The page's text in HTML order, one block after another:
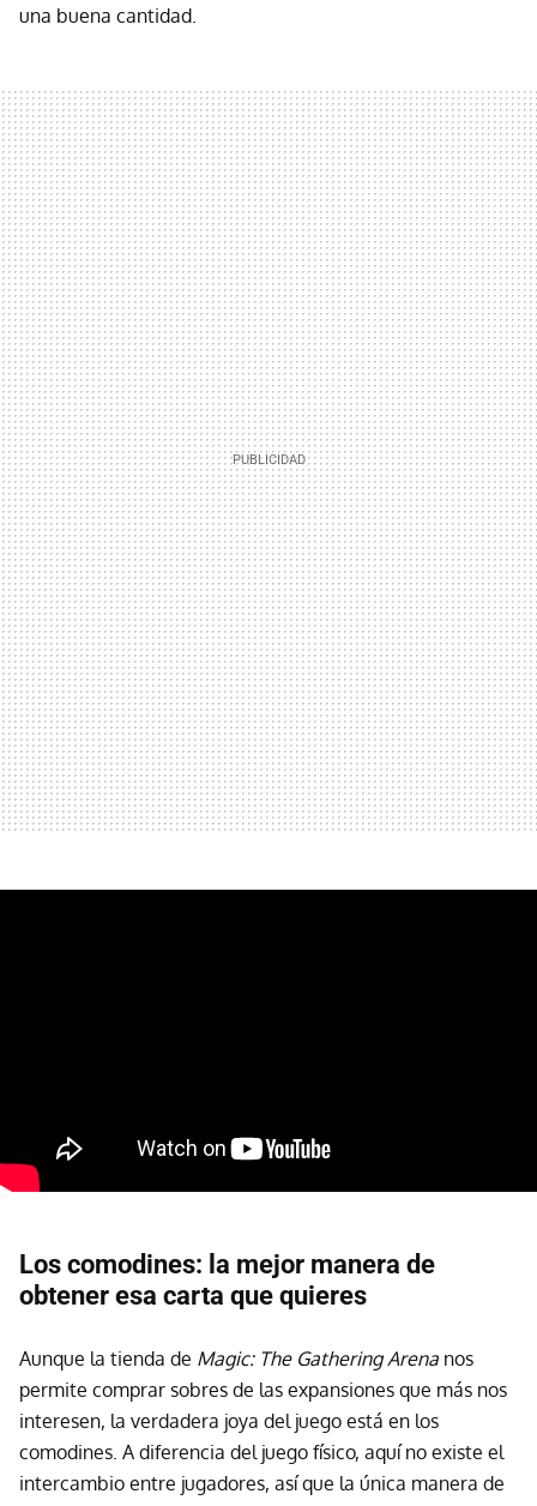
una buena cantidad.
Los comodines: la mejor manera de
obtener esa carta que quieres
Aunque la tienda de Magic: The Gathering Arena nos
permite comprar sobres de las expansiones que más nos
interesen, la verdadera joya del juego está en los
comodines. A diferencia del juego físico, aquí no existe el
intercambio entre jugadores, así que la única manera de